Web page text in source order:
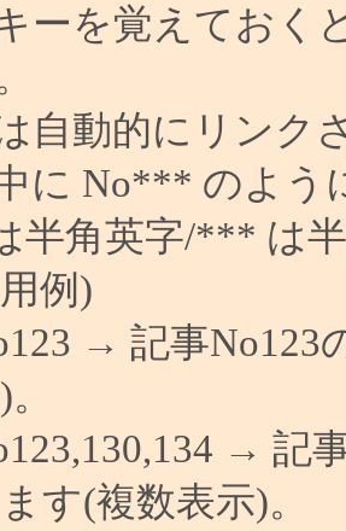
ーを覚えておく
自動的にリンク
に No*** のよう
半角英字/*** は
例)
→ 記事No123
→ 記
す(複数表示)。